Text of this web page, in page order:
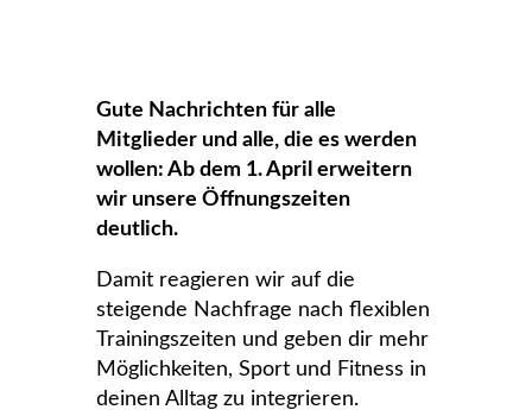
Gute Nachrichten für alle
Mitglieder und alle, die es werden
wollen: Ab dem 1. April erweitern
wir unsere Öffnungszeiten
deutlich.
Damit reagieren wir auf die
steigende Nachfrage nach flexiblen
Trainingszeiten und geben dir mehr
Möglichkeiten, Sport und Fitness in
deinen Alltag zu integrieren.